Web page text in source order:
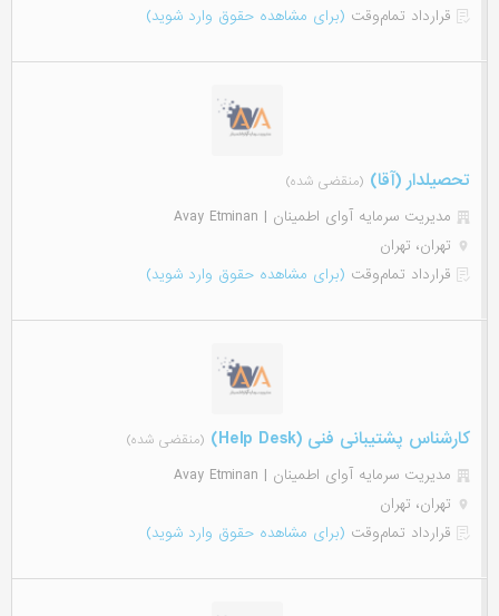
قرارداد تمام‌وقت (برای مشاهده حقوق وارد شوید)
تحصیلدار (آقا) (منقضی شده)
مدیریت سرمایه آوای اطمینان | Avay Etminan
تهران، تهران
قرارداد تمام‌وقت (برای مشاهده حقوق وارد شوید)
کارشناس پشتیبانی فنی (Help Desk) (منقضی شده)
مدیریت سرمایه آوای اطمینان | Avay Etminan
تهران، تهران
قرارداد تمام‌وقت (برای مشاهده حقوق وارد شوید)